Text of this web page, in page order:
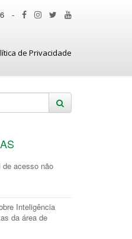
-
de Privacidade
de acesso não
Inteligência
da área de